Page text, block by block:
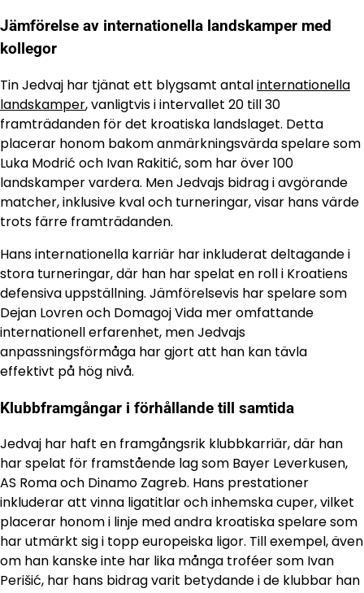
Jämförelse av internationella landskamper med
kollegor
Tin Jedvaj har tjänat ett blygsamt antalinternationella
landskamper, vanligtvis i intervallet 20 till 30
framträdanden för det kroatiska landslaget. Detta
placerar honom bakom anmärkningsvärda spelare som
Luka Modrić och Ivan Rakitić, som har över 100
landskamper vardera. Men Jedvajs bidrag i avgörande
matcher, inklusive kval och turneringar, visar hans värde
trots färre framträdanden.
Hans internationella karriär har inkluderat deltagande i
stora turneringar, där han har spelat en roll i Kroatiens
defensiva uppställning. Jämförelsevis har spelare som
Dejan Lovren och Domagoj Vida mer omfattande
internationell erfarenhet, men Jedvajs
anpassningsförmåga har gjort att han kan tävla
effektivt på hög nivå.
Klubbframgångar i förhållande till samtida
Jedvaj har haft en framgångsrik klubbkarriär, där han
har spelat för framstående lag som Bayer Leverkusen,
AS Roma och Dinamo Zagreb. Hans prestationer
inkluderar att vinna ligatitlar och inhemska cuper, vilket
placerar honom i linje med andra kroatiska spelare som
har utmärkt sig i topp europeiska ligor. Till exempel, även
om han kanske inte har lika många troféer som Ivan
Perišić, har hans bidrag varit betydande i de klubbar han